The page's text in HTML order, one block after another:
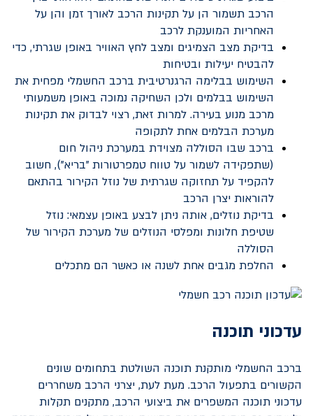
הרכב תשמור הן על תקינות הרכב לאורך זמן והן על
האחריות המוענקת לרכב
בדיקת מצב הצמיגים ומצב לחץ האוויר באופן שגרתי, כדי
להבטיח יעילות ובטיחות
השימוש בבלימה הרגנרטיבית ברכב החשמלי מפחית את
השימוש בבלמים ולכן השחיקה נמוכה באופן משמעותי
מרכב מנוע בעירה. למרות זאת, רצוי לבדוק את תקינות
מערכת הבלמים אחת לתקופה
ברכב שבו הסוללה מצוידת במערכת ניהול חום
(שתפקידה לשמור על טווח טמפרטורות "בריא"), חשוב
להקפיד על תחזוקה שגרתית של נוזל הקירור בהתאם
להוראות יצרן הרכב
בדיקת נוזלים, אותה ניתן לבצע באופן עצמאי: נוזל
שטיפת חלונות ומפלסי הנוזלים של מערכת הקירור של
הסוללה
החלפת מגבים אחת לשנה או כאשר הם מתכלים
עדכוני תוכנה
ברכב החשמלי מותקנת תוכנה השולטת בתחומים שונים
הקשורים בתפעול הרכב. מעת לעת, יצרני הרכב משחררים
עדכוני תוכנה המשפרים את ביצועי הרכב, מתקנים תקלות